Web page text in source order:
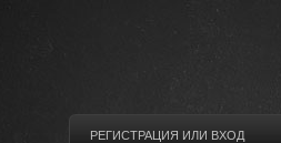
РЕГИСТРАЦИЯ ИЛИ ВХОД